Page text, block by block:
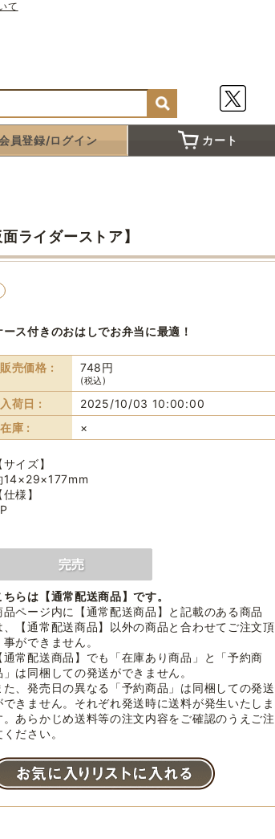
て
員登録/ログイン カート
ライダーストア】
ース付きのおはしでお弁当に最適！
販売価格 : 748円
(税込)
入荷日 :
2025/10/03 10:00:00
在庫 :
×
サイズ】
14×29×177mm
仕様】
ちらは【通常配送商品】です。
品ページ内に【通常配送商品】と記載のある商品
、【通常配送商品】以外の商品と合わせてご注文頂
事ができません。
通常配送商品】でも「在庫あり商品」と「予約商
」は同梱しての発送ができません。
た、発売日の異なる「予約商品」は同梱しての発送
できません。それぞれ発送時に送料が発生いたしま
。あらかじめ送料等の注文内容をご確認のうえご注
ください。